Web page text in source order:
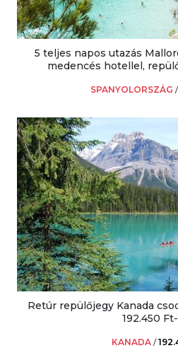
5 teljes napos utazás
medencés hotellel,
SPANYOLORSZÁG /
Retúr repülőjegy Kanada
192.450
KANADA /